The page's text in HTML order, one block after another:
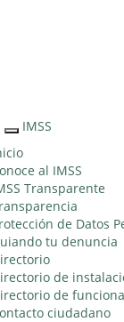
Interruptor
de
Navegación
IMSS
al IMSS
Transparente
de Datos
tu denuncia
de
de
ciudadano